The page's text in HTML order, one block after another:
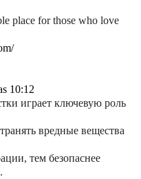
place for those who love
10:12
играет ключевую роль
вредные вещества
тем безопаснее